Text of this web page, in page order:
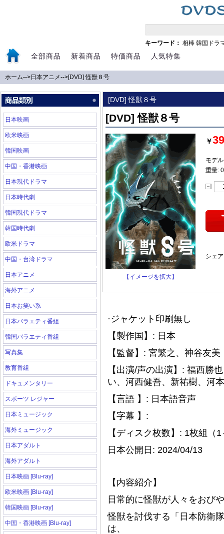
キーワード： 相棒 韓国ドラ
全部商品 新着商品 特価商品 人気特集
ホーム-->日本アニメ-->[DVD] 怪獣８号
日本映画
欧米映画
韓国映画
中国・香港映画
日本現代ドラマ
日本時代劇
韓国現代ドラマ
韓国時代劇
欧米ドラマ
中国・台湾ドラマ
日本アニメ
海外アニメ
日本お笑い系
日本バラエティ番組
韓国バラエティ番組
写真集
教育番組
ドキュメンタリー
スポーツ レジャー
日本ミュージック
海外ミュージック
日本アダルト
海外アダルト
日本映画 [Blu-ray]
欧米映画 [Blu-ray]
韓国映画 [Blu-ray]
中国・香港映画 [Blu-ray]
[DVD] 怪獣８号
[DVD] 怪獣８号
【イメージを拡大】
￥
モデ
重量:
シェ
·ジャケット印刷無し
【製作国】: 日本
【監督】: 宮繁之、神谷友美
【出演/声の出演】: 福西勝
い、河西健吾、新祐樹、河
【言語 】: 日本語音声
【字幕 】:
【ディスク枚数】: 1枚組（
日本公開日: 2024/04/13
【内容紹介】
日常的に怪獣が人々をおび
怪獣を討伐する「日本防衛
は、